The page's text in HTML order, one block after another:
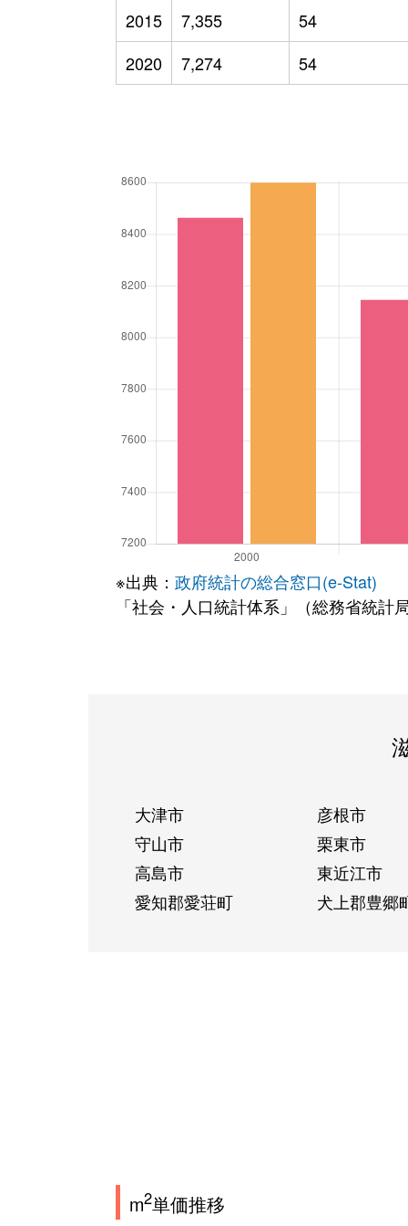
2015 7,355
54
2020
7,274 54
※出典： 政府統計の総合窓口(e-Stat)
「社会・人口統計体系」（総務省統計
大津市
彦根市
守山市
栗東市
高島市
東近江市
愛知郡愛荘町
犬上郡豊郷
m2単価推移